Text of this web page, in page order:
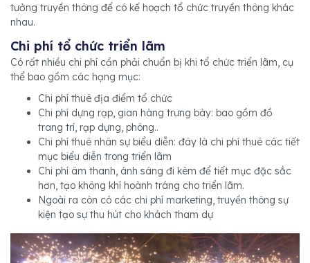
tưởng truyền thông để có kế hoạch tổ chức truyền thông khác
nhau.
Chi phí tổ chức triển lãm
Có rất nhiều chi phí cần phải chuẩn bị khi tổ chức triển lãm, cụ
thể bao gồm các hạng mục:
Chi phí thuê địa điểm tổ chức
Chi phí dựng rạp, gian hàng trưng bày: bao gồm đồ
trang trí, rạp dựng, phông..
Chi phí thuê nhân sự biểu diễn: đây là chi phí thuê các tiết
mục biểu diễn trong triển lãm
Chi phí âm thanh, ánh sáng đi kèm để tiết mục đặc sắc
hơn, tạo không khí hoành tráng cho triển lãm.
Ngoài ra còn có các chi phí marketing, truyền thông sự
kiện tạo sự thu hút cho khách tham dự